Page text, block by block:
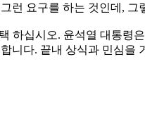
런 요구를 하는 것인데,
하십시오. 윤석열 대통
다. 끝내 상식과 민심